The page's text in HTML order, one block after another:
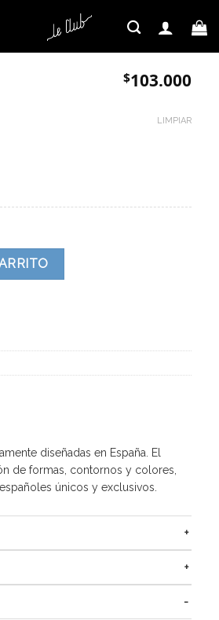
$103.000
LIMPIAR
diseñadas en España. El
de formas, contornos y colores,
únicos y exclusivos.